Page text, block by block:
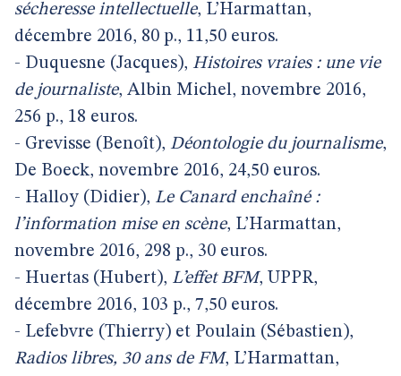
sécheresse intellectuelle, L’Harmattan,
décembre 2016, 80 p., 11,50 euros.
- Duquesne (Jacques), Histoires vraies : une vie
de journaliste, Albin Michel, novembre 2016,
256 p., 18 euros.
- Grevisse (Benoît), Déontologie du journalisme,
De Boeck, novembre 2016, 24,50 euros.
- Halloy (Didier), Le Canard enchaîné :
l’information mise en scène, L’Harmattan,
novembre 2016, 298 p., 30 euros.
- Huertas (Hubert), L’effet BFM, UPPR,
décembre 2016, 103 p., 7,50 euros.
- Lefebvre (Thierry) et Poulain (Sébastien),
Radios libres, 30 ans de FM, L’Harmattan,